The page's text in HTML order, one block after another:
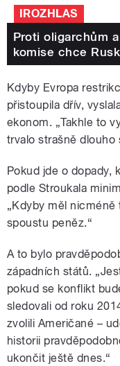
IROZHLAS
Proti oligarchům
komise chce
Kdyby Evropa
přistoupila dřív,
ekonom. „Takhle to
trvalo strašně dlouho
Pokud jde o dopady,
podle Stroukala
„Kdyby měl
spoustu peněz.“
A to bylo
západních států.
pokud se konflikt
sledovali od roku
zvolili Američané –
historii
ukončit ještě dnes.“